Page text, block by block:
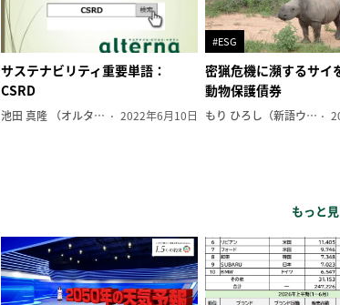
サステナビリティ重要単語：
CSRD
池田 真隆 （オルタナ輪番編集長） 2022年6月10日
#ESG
密猟危機に瀕するサイ
動物保護債券
もり ひろし（新語ウォッチャー）
もっと